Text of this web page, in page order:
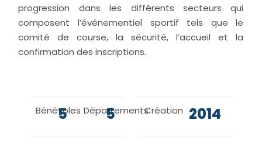
progression dans les différents secteurs qui
composent l’événementiel sportif tels que le
comité de course, la sécurité, l’accueil et la
confirmation des inscriptions.
Bénévoles
5 Départements
5 Création 2014